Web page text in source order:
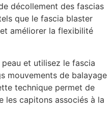
décollement des fascias
que le fascia blaster
améliorer la flexibilité
et utilisez le fascia
mouvements de balayage
technique permet de
les capitons associés à la